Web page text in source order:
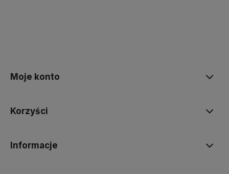
Moje konto
Korzyści
Informacje